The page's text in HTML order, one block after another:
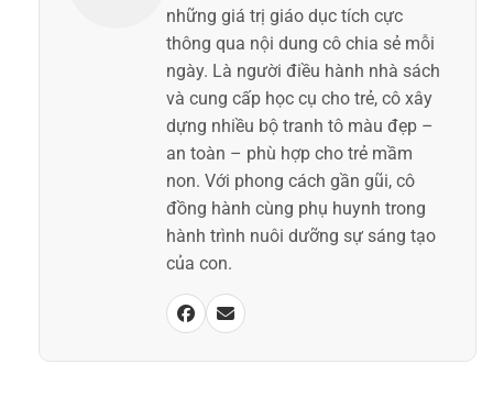
những giá trị giáo dục tích cực
thông qua nội dung cô chia sẻ mỗi
ngày. Là người điều hành nhà sách
và cung cấp học cụ cho trẻ, cô xây
dựng nhiều bộ tranh tô màu đẹp –
an toàn – phù hợp cho trẻ mầm
non. Với phong cách gần gũi, cô
đồng hành cùng phụ huynh trong
hành trình nuôi dưỡng sự sáng tạo
của con.